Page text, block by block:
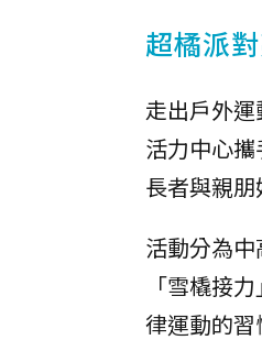
超橘派
走出戶外
活力中心
長者與親
活動分為
「雪橇接
律運動的習